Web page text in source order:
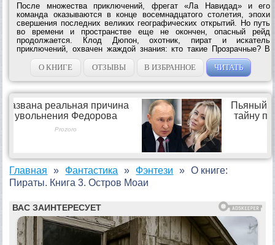
После множества приключений, фрегат «Ла Навидад» и его
команда оказываются в конце восемнадцатого столетия, эпохи
свершения последних великих географических открытий. Но путь
во времени и пространстве еще не окончен, опасный рейд
продолжается. Клод Дюпон, охотник, пират и искатель
приключений, охвачен жаждой знания: кто такие Прозрачные? В
чем их цель, и что за чудовище прячут они на затерянном в самом
сердце Тихого океана крошечном...
О КНИГЕ ОТЗЫВЫ В ИЗБРАННОЕ ЧИТАТЬ
Главная Фантастика Фэнтези
О книге:
Пираты. Книга 3. Остров Моаи